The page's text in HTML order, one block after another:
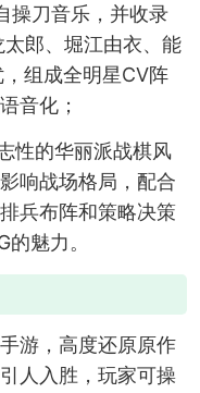
操刀音乐，并收录
郎、堀江由衣、能
组成全明星CV阵
音化；
性的华丽派战棋风
响战场格局，配合
兵布阵和策略决策
魅力。
游，高度还原原作
人入胜，玩家可操